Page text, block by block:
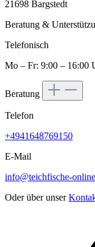
21698 Bargstedt
Beratung &
Telefonisch
Mo – Fr: 9:00 – 16:00
Beratung
Telefon
+4941648769150
E-Mail
info@teichfische-
Oder über unser